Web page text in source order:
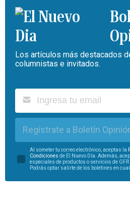
Los artículos más destacados
columnistas e invitados.
Regístrate a Boletín
Al someter tu correo electrónico, aceptas la
Condiciones de El Nuevo Día. Además,
especiales de productos o servicios de
Podrás optar salirte de los boletines en